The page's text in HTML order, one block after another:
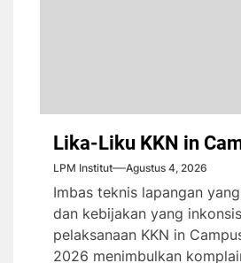
Lika-Liku KKN in
LPM Institut Agustus 4, 2026
Imbas teknis lapangan
dan kebijakan yang
pelaksanaan KKN in
2026 menimbulkan